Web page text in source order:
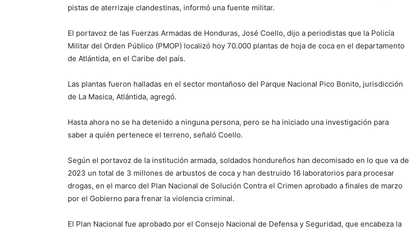
pistas de aterrizaje clandestinas, informó una fuente militar.
El portavoz de las Fuerzas Armadas de Honduras, José Coello, dijo a periodistas que la Policía
Militar del Orden Público (PMOP) localizó hoy 70.000 plantas de hoja de coca en el departamento
de Atlántida, en el Caribe del país.
Las plantas fueron halladas en el sector montañoso del Parque Nacional Pico Bonito, jurisdicción
de La Masica, Atlántida, agregó.
Hasta ahora no se ha detenido a ninguna persona, pero se ha iniciado una investigación para
saber a quién pertenece el terreno, señaló Coello.
Según el portavoz de la institución armada, soldados hondureños han decomisado en lo que va de
2023 un total de 3 millones de arbustos de coca y han destruido 16 laboratorios para procesar
drogas, en el marco del Plan Nacional de Solución Contra el Crimen aprobado a finales de marzo
por el Gobierno para frenar la violencia criminal.
El Plan Nacional fue aprobado por el Consejo Nacional de Defensa y Seguridad, que encabeza la